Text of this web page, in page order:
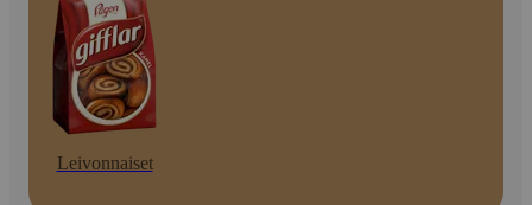
Leivonnaiset